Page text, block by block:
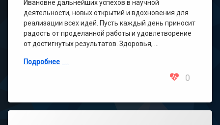
Ивановне дальнейших успехов в научной
деятельности, новых открытий и вдохновения для
реализации всех идей. Пусть каждый день приносит
радость от проделанной работы и удовлетворение
от достигнутых результатов. Здоровья, …
Подробнее
0